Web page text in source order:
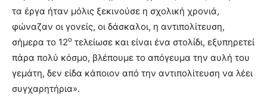
τα έργα ήταν μόλις ξεκινούσε η σχολική χρονιά,
φώναζαν οι γονείς, οι δάσκαλοι, η αντιπολίτευση,
σήμερα το 12ο τελείωσε και είναι ένα στολίδι, εξυπηρετεί
πάρα πολύ κόσμο, βλέπουμε το απόγευμα την αυλή του
γεμάτη, δεν είδα κάποιον από την αντιπολίτευση να λέει
συγχαρητήρια».